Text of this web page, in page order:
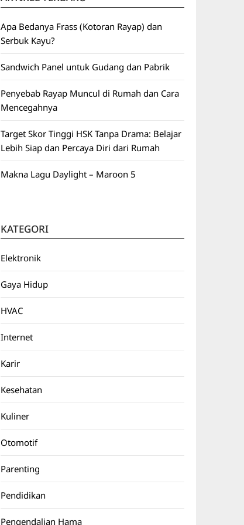
Apa Bedanya Frass (Kotoran Rayap) dan
Serbuk Kayu?
Sandwich Panel untuk Gudang dan Pabrik
Penyebab Rayap Muncul di Rumah dan Cara
Mencegahnya
Target Skor Tinggi HSK Tanpa Drama: Belajar
Lebih Siap dan Percaya Diri dari Rumah
Makna Lagu Daylight – Maroon 5
KATEGORI
Elektronik
Gaya Hidup
HVAC
Internet
Karir
Kesehatan
Kuliner
Otomotif
Parenting
Pendidikan
Pengendalian Hama